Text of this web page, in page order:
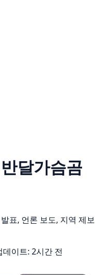
반달가슴곰
표, 언론 보도, 지역 제보
데이트: 2시간 전